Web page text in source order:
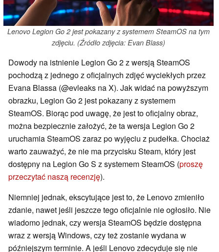
Lenovo Legion Go 2 jest pokazany z systemem SteamOS na tym
zdjęciu. (Źródło zdjęcia: Evan Blass)
Dowody na istnienie Legion Go 2 z wersją SteamOS
pochodzą z jednego z oficjalnych zdjęć wyciekłych przez
Evana Blassa (@evleaks na X). Jak widać na powyższym
obrazku, Legion Go 2 jest pokazany z systemem
SteamOS. Biorąc pod uwagę, że jest to oficjalny obraz,
można bezpiecznie założyć, że ta wersja Legion Go 2
uruchamia SteamOS zaraz po wyjęciu z pudełka. Chociaż
warto zauważyć, że nie ma przycisku Steam, który jest
dostępny na Legion Go S z systemem SteamOS (proszę
przeczytać naszą recenzję).
Niemniej jednak, ekscytujące jest to, że Lenovo zmieniło
zdanie, nawet jeśli jeszcze tego oficjalnie nie ogłosiło. Nie
wiadomo jednak, czy wersja SteamOS będzie dostępna
wraz z wersją Windows, czy też zostanie wydana w
późniejszym terminie. A jeśli Lenovo zdecyduje się nie